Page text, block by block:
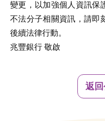
變更，以加強個人資訊保
不法分子相關資訊，請即
後續法律行動。
兆豐銀行 敬啟
返